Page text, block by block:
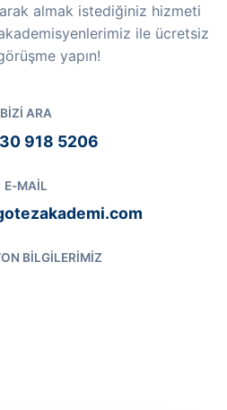
almak istediğiniz hizmeti
ile ücretsiz
yapın!
BIZI ARA
918 5206
E-MAIL
BILGILERIMIZ